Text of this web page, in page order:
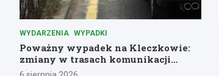
WYDARZENIA WYPADKI
Poważny wypadek na Kleczkowie:
zmiany w trasach komunikacji
miejskiej